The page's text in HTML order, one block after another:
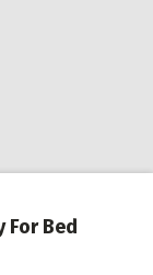
For Bed